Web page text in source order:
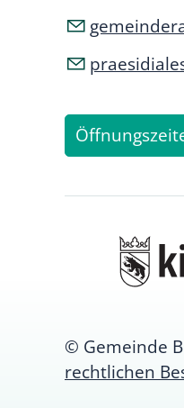
© Gemeinde
rechtlichen